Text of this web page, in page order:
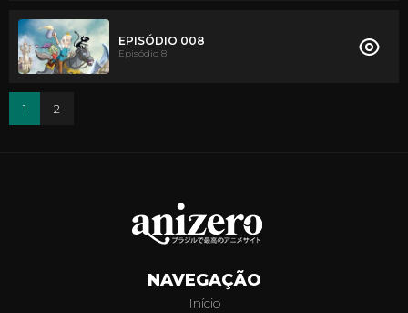
EPISÓDIO 008
Episódio 8
1 2
NAVEGAÇÃO
Início